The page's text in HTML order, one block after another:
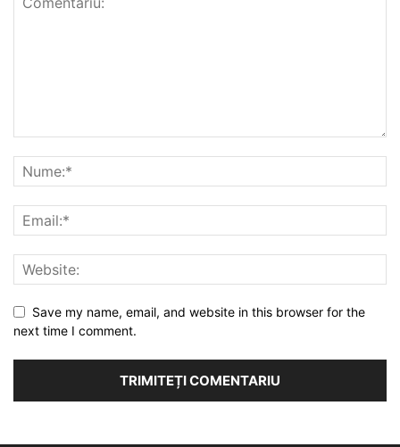
Save my name, email, and website in this browser for the
next time I comment.